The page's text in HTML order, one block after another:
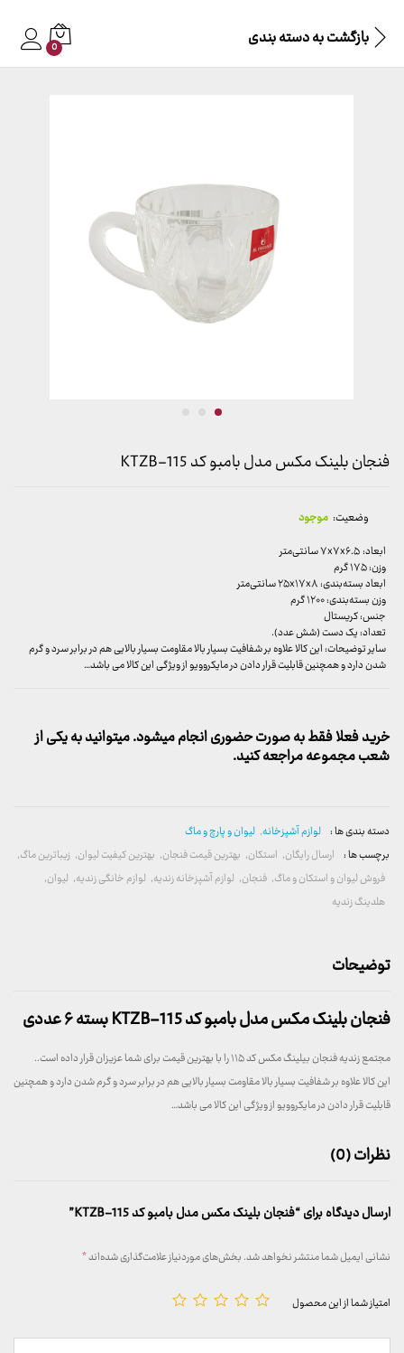
بازگشت بهدسته بندی 0
فنجان بلینک مکس مدل بامبو کد KTZB-115
وضعیت: موجود
ابعاد: ۷x۷x۶.۵ سانتی‌متر
وزن: ۱۷۵ گرم
ابعاد بسته‌بندی: ۲۵x۱۷x۸ سانتی‌متر
وزن بسته‌بندی: ۱۲۰۰ گرم
جنس: کریستال
تعداد: یک دست (شش عدد).
سایر توضیحات: این کالا علاوه بر شفافیت بسیار بالا مقاومت بسیار بالایی هم در برابر سرد و گرم
شدن دارد و همچنین قابلیت قرار دادن در مایکروویو از ویژگی این کالا می باشد…
خرید فعلا فقط به صورت حضوری انجام میشود. میتوانید به یکی از
شعب مجموعه مراجعه کنید.
دسته بندی ها : لوازم آشپزخانه, لیوان و پارچ و ماگ
برچسب ها : ارسال رایگان, استکان, بهترین قیمت فنجان, بهترین کیفیت لیوان, زیباترین ماگ,
فروش لیوان و استکان و ماگ, فنجان, لوازم آشپزخانه زندیه, لوازم خانگی زندیه, لیوان,
هلدینگ زندیه
توضیحات
فنجان بلینک مکس مدل بامبو کد KTZB-115 بسته ۶ عددی
مجتمع زندیه فنجان بیلینگ مکس کد ۱۱۵ را با بهترین قیمت برای شما عزیزان قرار داده است..
این کالا علاوه بر شفافیت بسیار بالا مقاومت بسیار بالایی هم در برابر سرد و گرم شدن دارد و همچنین
قابلیت قرار دادن در مایکروویو از ویژگی این کالا می باشد…
نظرات (0)
ارسال دیدگاه برای “فنجان بلینک مکس مدل بامبو کد KTZB-115”
نشانی ایمیل شما منتشر نخواهد شد.بخش‌های موردنیاز علامت‌گذاری شده‌اند*
امتیاز شما از این محصول